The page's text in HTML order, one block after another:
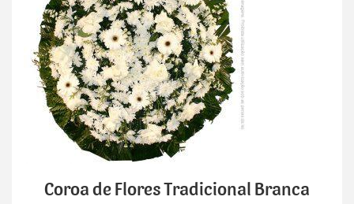
Coroa de Flores Tradicional Branca